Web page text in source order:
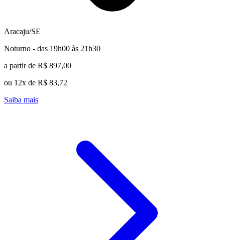
Aracaju/SE
Noturno - das 19h00 às 21h30
a partir de R$ 897,00
ou 12x de R$ 83,72
Saiba mais